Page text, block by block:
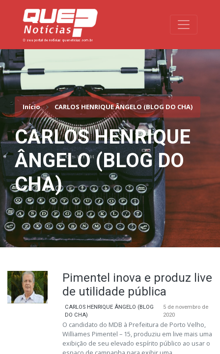
Toggle
Início CARLOS HENRIQUE ÂNGELO (BLOG DO CHA)
CARLOS HENRIQUE
ÂNGELO (BLOG DO
CHA)
Pimentel inova e produz live
de utilidade pública
CARLOS HENRIQUE ÂNGELO (BLOG
DO CHA)
5 de novembro de
2020
O candidato do MDB à Prefeitura de Porto Velho,
Williames Pimentel – 15, produziu em live mais uma
exibição de seu elevado espírito público ao usar o